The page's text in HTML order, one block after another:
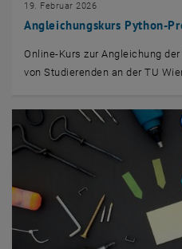
Angleichungskurs Python-
19. Februar 2026
Online-Kurs zur Angleichung
von Studierenden an der TU